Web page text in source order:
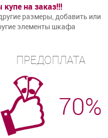
на заказ!!!
размеры, добавить или
элементы шкафа
ПРЕДОПЛАТА